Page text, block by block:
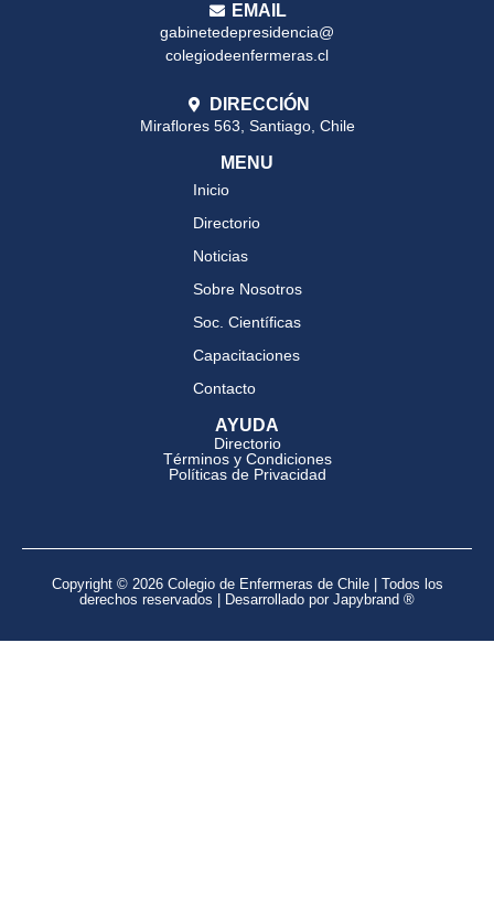
EMAIL
gabinetedepresidencia@
colegiodeenfermeras.cl
DIRECCIÓN
Miraflores 563, Santiago, Chile
MENU
Inicio
Directorio
Noticias
Sobre Nosotros
Soc. Científicas
Capacitaciones
Contacto
AYUDA
Directorio
Términos y Condiciones
Políticas de Privacidad
Copyright © 2026 Colegio de Enfermeras de Chile | Todos los
derechos reservados | Desarrollado por Japybrand ®